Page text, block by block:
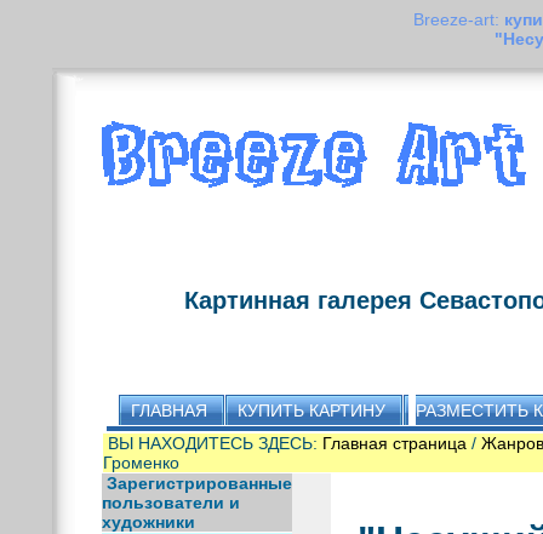
Breeze-art:
Картинная галерея
ГЛАВНАЯ КУПИТЬ КАРТИНУ
РАЗМЕСТИТЬ
ВЫ НАХОДИТЕСЬ ЗДЕСЬ: Главная страница /
Громенко
Зарегистрированные
пользователи и
художники